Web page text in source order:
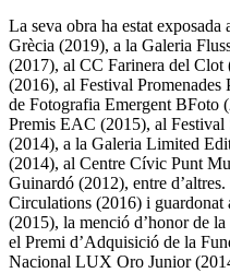
La seva obra ha estat
Grècia (2019), a la Galeria
(2017), al CC Farinera del Clot
(2016), al Festival
de Fotografia Emergent BFoto
Premis EAC (2015), al
(2014), a la Galeria Limited
(2014), al Centre Cívic Punt
Guinardó (2012), entre
Circulations (2016) i
(2015), la menció d’honor de
el Premi d’Adquisició de la
Nacional LUX Oro Junior